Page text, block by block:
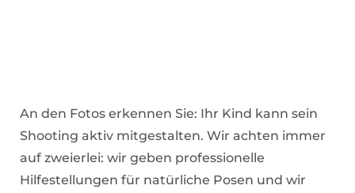
An den Fotos erkennen Sie: Ihr Kind kann sein
Shooting aktiv mitgestalten. Wir achten immer
auf zweierlei: wir geben professionelle
Hilfestellungen für natürliche Posen und wir